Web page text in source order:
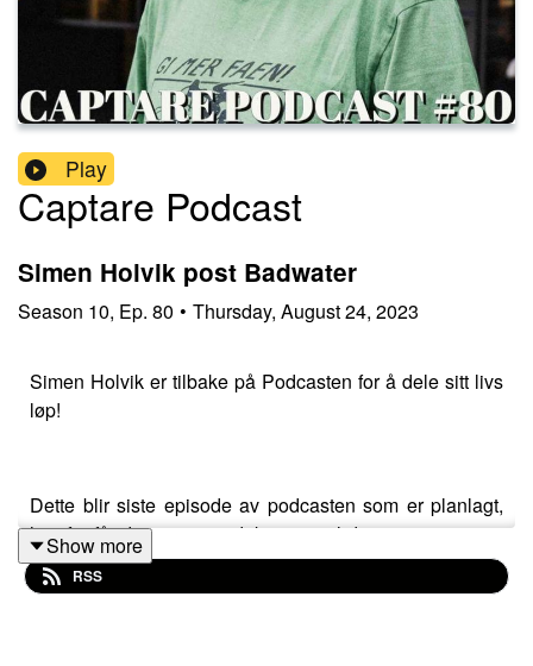
Play
Captare Podcast
Simen Holvik post Badwater
Season 10, Ep. 80 • Thursday, August 24, 2023
Simen Holvik er tilbake på Podcasten for å dele sitt livs
løp!
Dette blir siste episode av podcasten som er planlagt,
hvorfor får du vite i introduksjonen til dagens gjest, som
gjør en dobbeltopptreden, først i studio, deretter på
telefon fra Stavanger.
Show more
RSS